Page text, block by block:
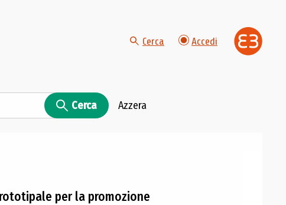
Cerca Accedi
Cerca Azzera
per la promozione